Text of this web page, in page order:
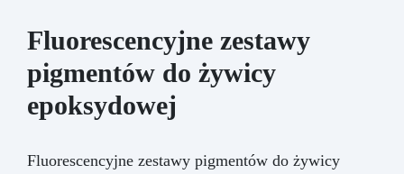
Fluorescencyjne zestawy
pigmentów do żywicy
epoksydowej
Fluorescencyjne zestawy pigmentów do żywicy